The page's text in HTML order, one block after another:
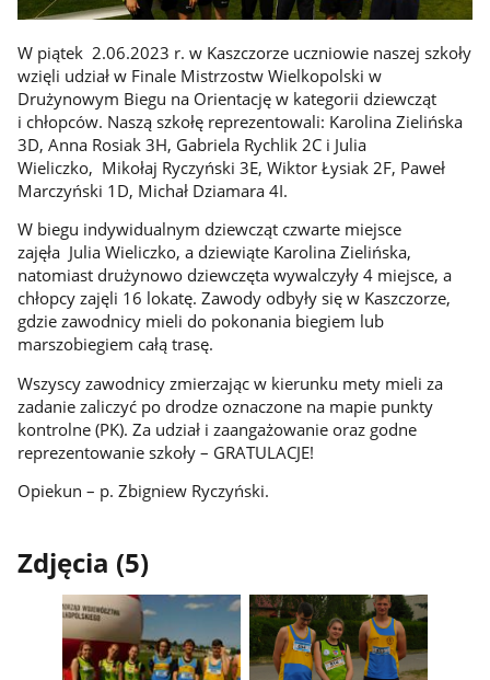
W piątek 2.06.2023 r. w Kaszczorze uczniowie naszej szkoły
wzięli udział w Finale Mistrzostw Wielkopolski w
Drużynowym Biegu na Orientację w kategorii dziewcząt
i chłopców. Naszą szkołę reprezentowali: Karolina Zielińska
3D, Anna Rosiak 3H, Gabriela Rychlik 2C i Julia
Wieliczko, Mikołaj Ryczyński 3E, Wiktor Łysiak 2F, Paweł
Marczyński 1D, Michał Dziamara 4I.
W biegu indywidualnym dziewcząt czwarte miejsce
zajęła Julia Wieliczko, a dziewiąte Karolina Zielińska,
natomiast drużynowo dziewczęta wywalczyły 4 miejsce, a
chłopcy zajęli 16 lokatę. Zawody odbyły się w Kaszczorze,
gdzie zawodnicy mieli do pokonania biegiem lub
marszobiegiem całą trasę.
Wszyscy zawodnicy zmierzając w kierunku mety mieli za
zadanie zaliczyć po drodze oznaczone na mapie punkty
kontrolne (PK). Za udział i zaangażowanie oraz godne
reprezentowanie szkoły – GRATULACJE!
Opiekun – p. Zbigniew Ryczyński.
Zdjęcia (5)